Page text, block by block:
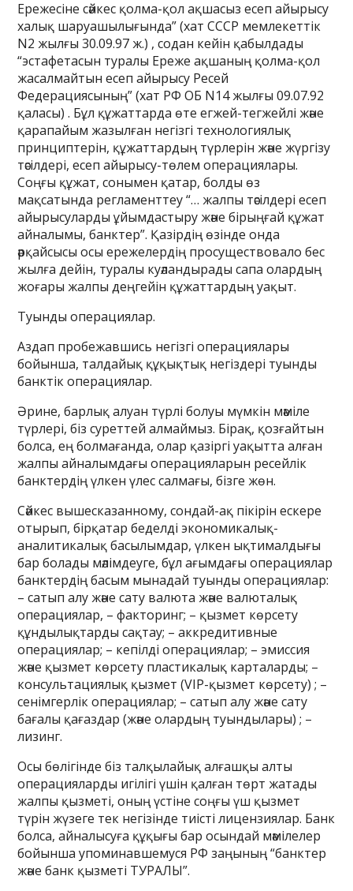
Ережесіне сәйкес қолма-қол ақшасыз есеп айырысу
халық шаруашылығында” (хат СССР мемлекеттік
N2 жылғы 30.09.97 ж.) , содан кейін қабылдады
“эстафетасын туралы Ереже ақшаның қолма-қол
жасалмайтын есеп айырысу Ресей
Федерациясының” (хат РФ ОБ N14 жылғы 09.07.92
қаласы) . Бұл құжаттарда өте егжей-тегжейлі және
қарапайым жазылған негізгі технологиялық
принциптерін, құжаттардың түрлерін және жүргізу
тәсілдері, есеп айырысу-төлем операциялары.
Соңғы құжат, сонымен қатар, болды өз
мақсатында регламенттеу “… жалпы тәсілдері есеп
айырысуларды ұйымдастыру және бірыңғай құжат
айналымы, банктер”. Қазірдің өзінде онда
әрқайсысы осы ережелердің просуществовало бес
жылға дейін, туралы куәландырады сапа олардың
жоғары жалпы деңгейін құжаттардың уақыт.
Туынды операциялар.
Аздап пробежавшись негізгі операциялары
бойынша, талдайық құқықтық негіздері туынды
банктік операциялар.
Әрине, барлық алуан түрлі болуы мүмкін мәміле
түрлері, біз суреттей алмаймыз. Бірақ, қозғайтын
болса, ең болмағанда, олар қазіргі уақытта алған
жалпы айналымдағы операцияларын ресейлік
банктердің үлкен үлес салмағы, бізге жөн.
Сәйкес вышесказанному, сондай-ақ пікірін ескере
отырып, бірқатар беделді экономикалық-
аналитикалық басылымдар, үлкен ықтималдығы
бар болады мәлімдеуге, бұл ағымдағы операциялар
банктердің басым мынадай туынды операциялар:
– сатып алу және сату валюта және валюталық
операциялар, – факторинг; – қызмет көрсету
құндылықтарды сақтау; – аккредитивные
операциялар; – кепілді операциялар; – эмиссия
және қызмет көрсету пластикалық карталарды; –
консультациялық қызмет (VIP-қызмет көрсету) ; –
сенімгерлік операциялар; – сатып алу және сату
бағалы қағаздар (және олардың туындылары) ; –
лизинг.
Осы бөлігінде біз талқылайық алғашқы алты
операцияларды игілігі үшін қалған төрт жатады
жалпы қызметі, оның үстіне соңғы үш қызмет
түрін жүзеге тек негізінде тиісті лицензиялар. Банк
болса, айналысуға құқығы бар осындай мәмілелер
бойынша упоминавшемуся РФ заңының “банктер
және банк қызметі ТУРАЛЫ”.